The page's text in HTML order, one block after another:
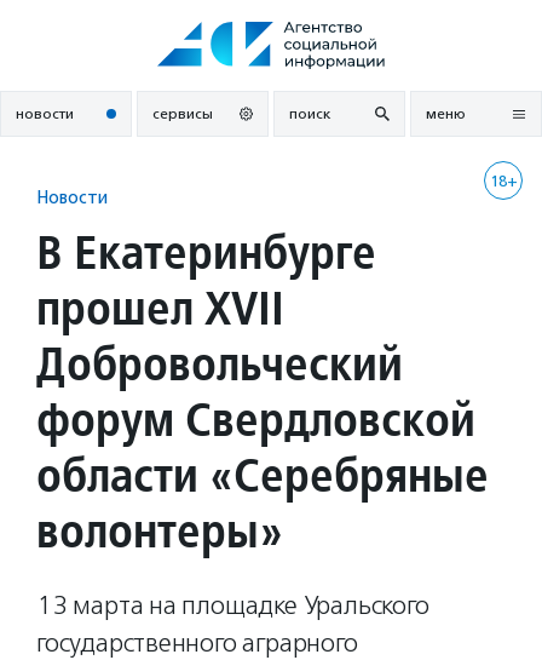
новости сервисы поиск меню
18+
Новости
В Екатеринбурге
прошел XVII
Добровольческий
форум Свердловской
области «Серебряные
волонтеры»
13 марта на площадке Уральского
государственного аграрного